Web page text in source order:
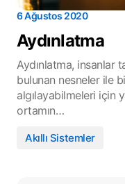
6 Ağustos 2020
Aydınlatma
Aydınlatma, insanlar
bulunan nesneler ile
algılayabilmeleri için
ortamın…
Akıllı Sistemler